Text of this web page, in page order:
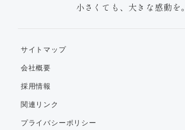
小さくても、大きな感動を。
サイトマップ
会社概要
採用情報
関連リンク
プライバシーポリシー